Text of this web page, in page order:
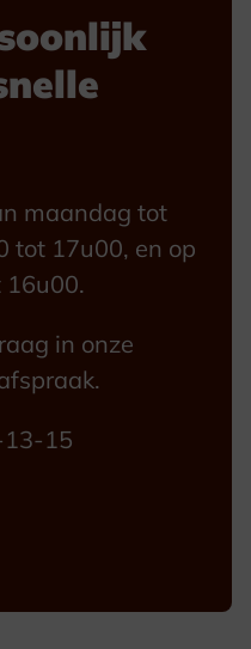
maandag tot
tot 17u00, en op
in onze
13-15